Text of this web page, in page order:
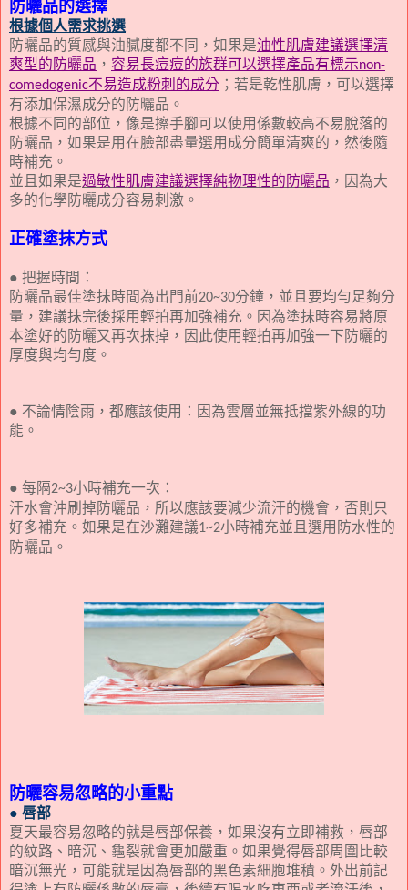
防曬品的選擇
根據個人需求挑選
防曬品的質感與油膩度都不同，如果是油性肌膚建議選擇清
爽型的防曬品 ， 容易長痘痘的族群可以選擇產品有標示non-
comedogenic不易造成粉刺的成分 ；若是乾性肌膚，可以選擇
有添加保濕成分的防曬品。
根據不同的部位，像是擦手腳可以使用係數較高不易脫落的
防曬品，如果是用在臉部盡量選用成分簡單清爽的，然後隨
時補充。
並且如果是過敏性肌膚建議選擇純物理性的防曬品 ，因為大
多的化學防曬成分容易刺激。
正確塗抹方式
● 把握時間：
防曬品最佳塗抹時間為出門前20~30分鐘，並且要均勻足夠分
量，建議抹完後採用輕拍再加強補充。因為塗抹時容易將原
本塗好的防曬又再次抹掉，因此使用輕拍再加強一下防曬的
厚度與均勻度。
● 不論情陰雨，都應該使用：因為雲層並無抵擋紫外線的功
能。
● 每隔2~3小時補充一次：
汗水會沖刷掉防曬品，所以應該要減少流汗的機會，否則只
好多補充。如果是在沙灘建議1~2小時補充並且選用防水性的
防曬品。
防曬容易忽略的小重點
● 唇部
夏天最容易忽略的就是唇部保養， 如果沒有立即補救，唇部
的紋路、暗沉、龜裂就會更加嚴重。 如果覺得唇部周圍比較
暗沉無光，可能就是因為唇部的黑色素細胞堆積。外出前記